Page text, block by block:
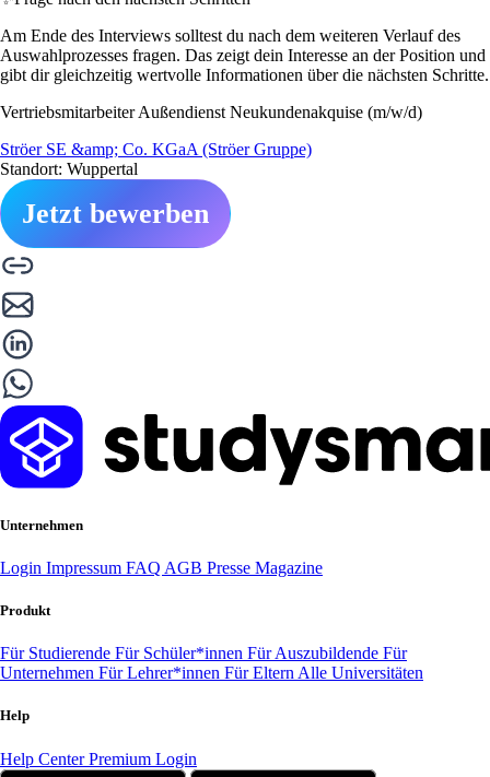
Am Ende des Interviews solltest du nach dem weiteren Verlauf des
Auswahlprozesses fragen. Das zeigt dein Interesse an der Position und
gibt dir gleichzeitig wertvolle Informationen über die nächsten Schritte.
Vertriebsmitarbeiter Außendienst Neukundenakquise (m/w/d)
Ströer SE &amp; Co. KGaA (Ströer Gruppe)
Standort: Wuppertal
Jetzt bewerben
Unternehmen
Login Impressum FAQ AGB Presse Magazine
Produkt
Für Studierende Für Schüler*innen Für Auszubildende Für
Unternehmen Für Lehrer*innen Für Eltern Alle Universitäten
Help
Help CenterPremium Login